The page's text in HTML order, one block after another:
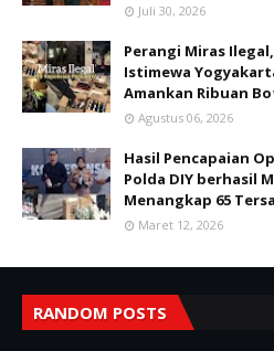
Juli 30, 2026
Perangi Miras
Istimewa
Amankan Ribuan
Agustus 06, 2026
Hasil Pencapaian
Polda DIY berhasil
Menangkap 65
Maret 12, 2026
RANDOM POSTS